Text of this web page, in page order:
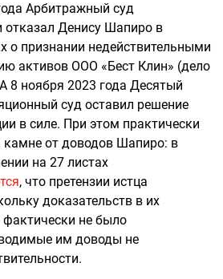
Арбитражный суд
отказал Денису Шапиро в
о признании недействительными
активов ООО «Бест Клин» (дело
8 ноября 2023 года Десятый
суд оставил решение
в силе. При этом практически
камне от доводов Шапиро: в
на 27 листах
, что претензии истца
доказательств в их
не было
им доводы не